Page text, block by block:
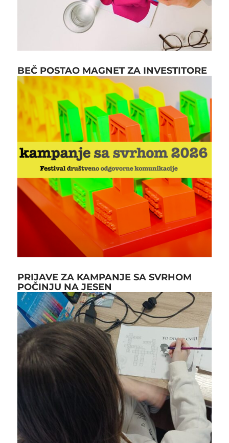
BEČ POSTAO MAGNET ZA INVESTITORE
PRIJAVE ZA KAMPANJE SA SVRHOM
POČINJU NA JESEN